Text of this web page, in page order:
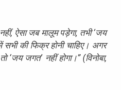
नहीं, ऐसा जब मालूम पड़ेगा, तभी ‘जय
सभी की फिक्र होनी चाहिए। अगर
‘जय जगत’ नहीं होगा।” (विनोबा,